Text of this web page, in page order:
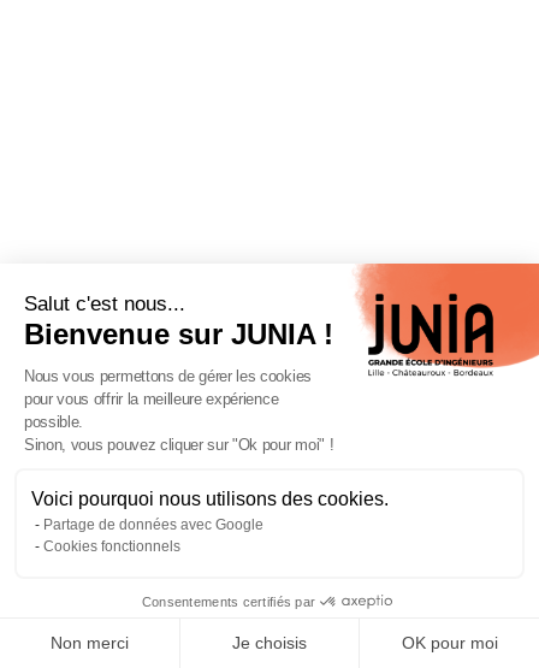
Salut c'est nous...
Bienvenue sur JUNIA !
Nous vous permettons de gérer les cookies
pour vous offrir la meilleure expérience
possible.
Sinon, vous pouvez cliquer sur "Ok pour moi" !
Voici pourquoi nous utilisons des cookies.
Partage de données avec Google
Cookies fonctionnels
Consentements certifiés par
Non merci Je choisis OK pour moi
Fermeture estivale de JUNIA du